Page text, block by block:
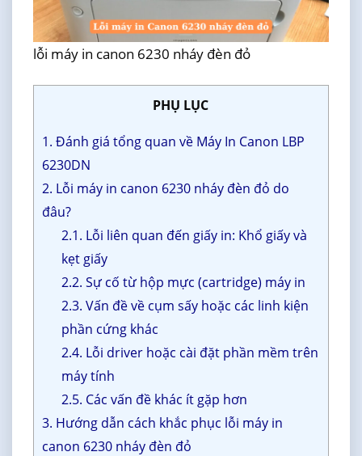
lỗi máy in canon 6230 nháy đèn đỏ
PHỤ LỤC
1. Đánh giá tổng quan về Máy In Canon LBP
6230DN
2. Lỗi máy in canon 6230 nháy đèn đỏ do
đâu?
2.1. Lỗi liên quan đến giấy in: Khổ giấy và
kẹt giấy
2.2. Sự cố từ hộp mực (cartridge) máy in
2.3. Vấn đề về cụm sấy hoặc các linh kiện
phần cứng khác
2.4. Lỗi driver hoặc cài đặt phần mềm trên
máy tính
2.5. Các vấn đề khác ít gặp hơn
3. Hướng dẫn cách khắc phục lỗi máy in
canon 6230 nháy đèn đỏ